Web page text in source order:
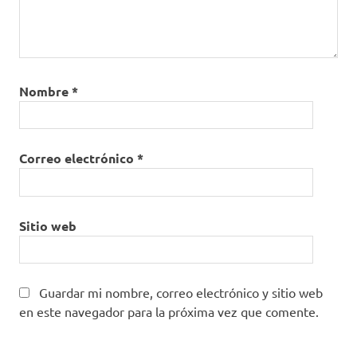
Nombre*
Correo electrónico *
Sitio web
Guardar mi nombre, correo electrónico y sitio web
en este navegador para la próxima vez que comente.